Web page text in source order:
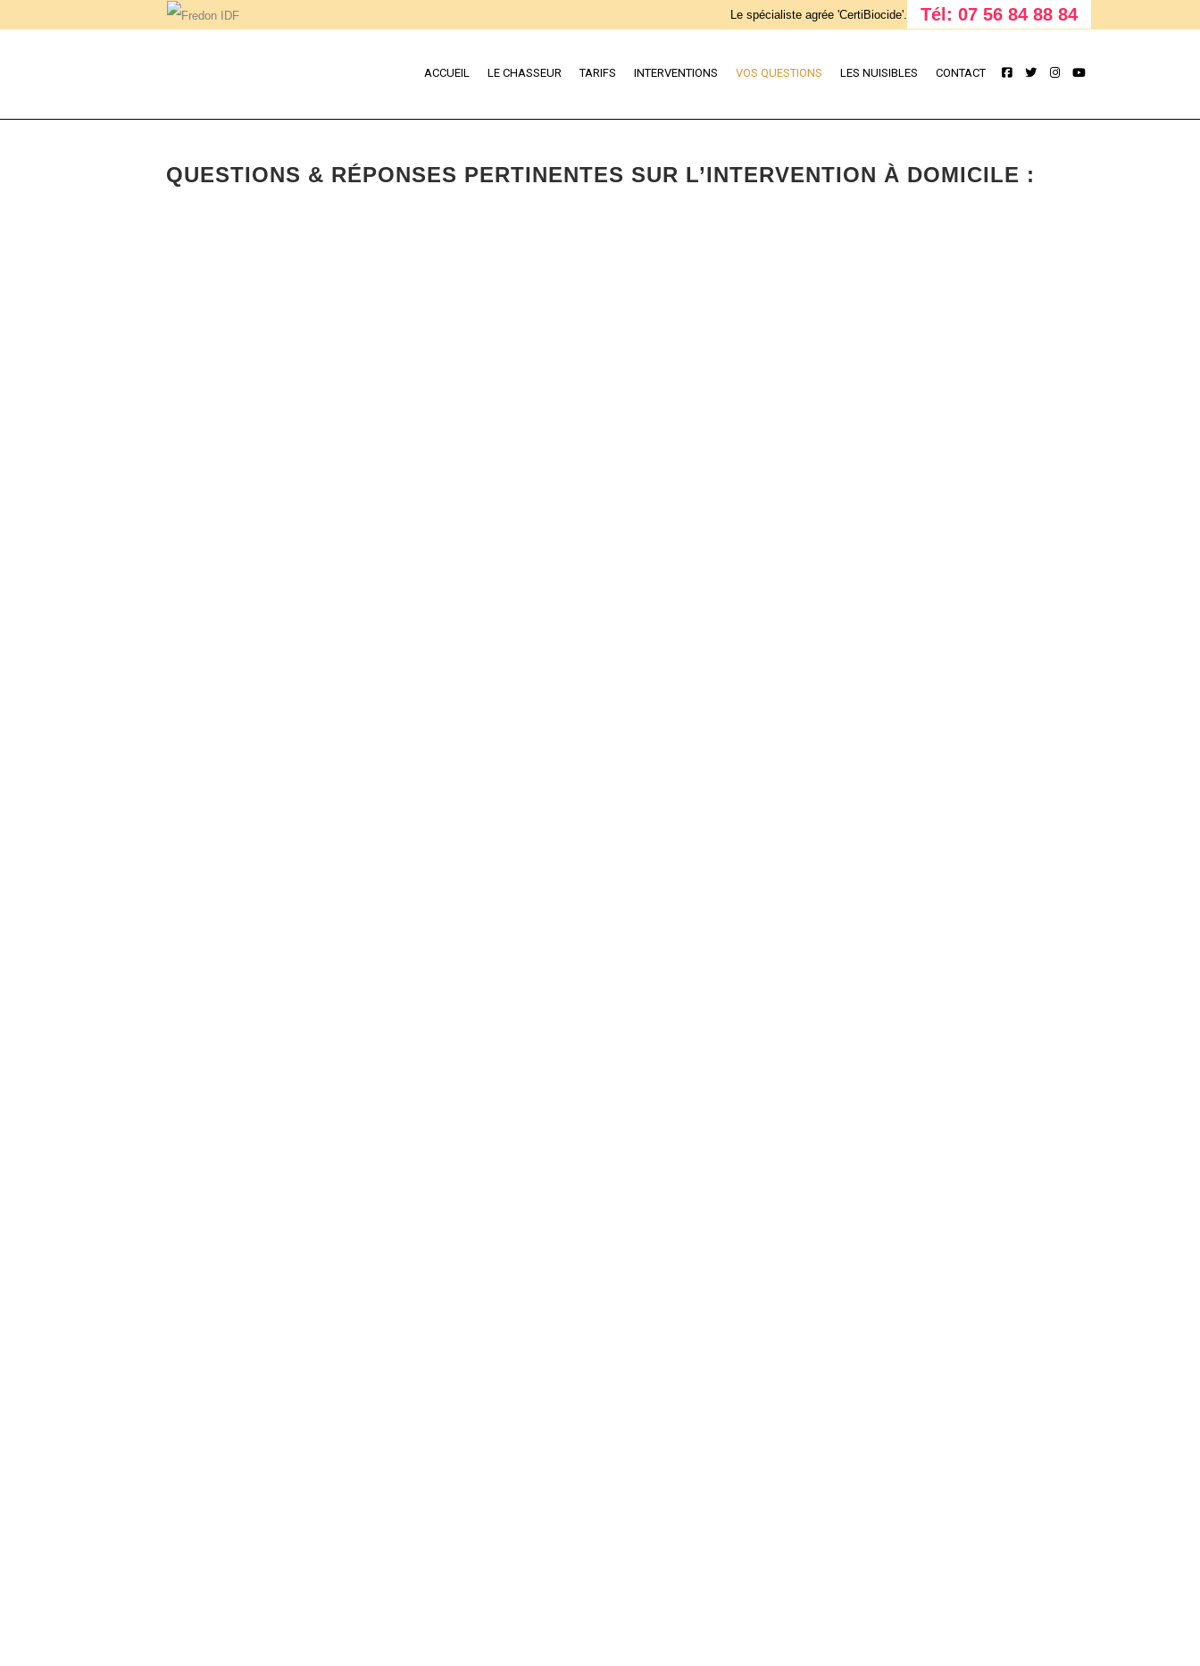
Le spécialiste agrée 'CertiBiocide'. Tél: 07 56 84 88 84
ACCUEIL LE CHASSEUR TARIFS INTERVENTIONS VOS QUESTIONS LES NUISIBLES CONTACT
QUESTIONS & RÉPONSES PERTINENTES SUR L’INTERVENTION À DOMICILE :